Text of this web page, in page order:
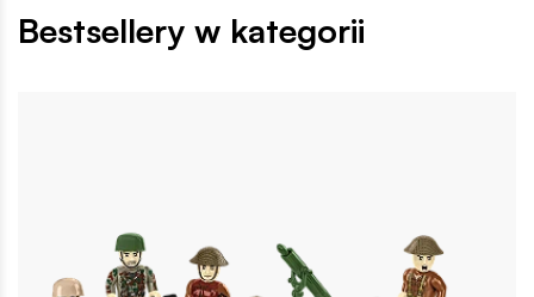
Bestsellery w kategorii